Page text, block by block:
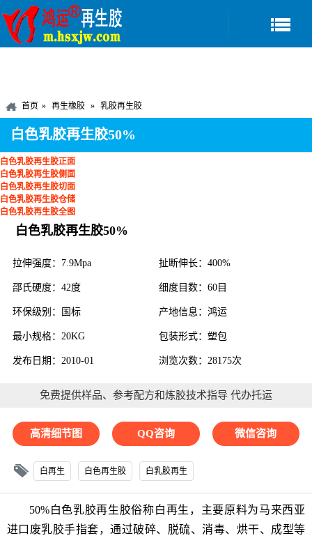
首页 再生橡胶 乳胶再生胶
白色乳胶再生胶50%
白色乳胶再生胶正面
白色乳胶再生胶侧面
白色乳胶再生胶切面
白色乳胶再生胶仓储
白色乳胶再生胶全图
白色乳胶再生胶50%
拉伸强度：7.9Mpa 扯断伸长：400%
邵氏硬度：42度 细度目数：60目
环保级别：国标 产地信息：鸿运
最小规格：20KG 包装形式：塑包
发布日期：2010-01 浏览次数：28175次
免费提供样品、参考配方和炼胶技术指导 代办托运
高清细节图 QQ咨询 微信咨询
白再生 白色再生胶 白乳胶再生
50%白色乳胶再生胶俗称白再生，主要原料为马来西亚
进口废乳胶手指套，通过破碎、脱硫、消毒、烘干、成型等